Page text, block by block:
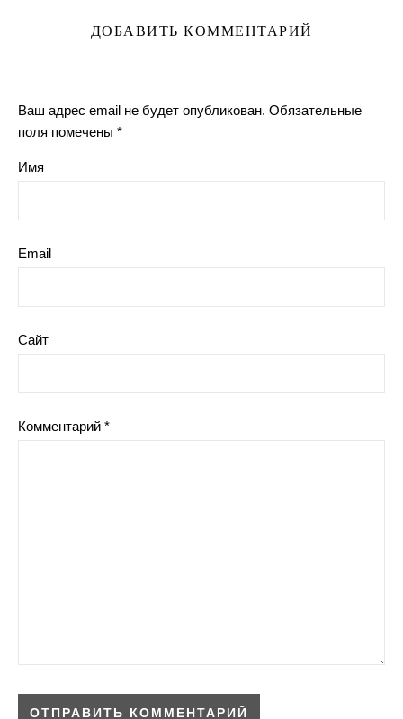
ДОБАВИТЬ КОММЕНТАРИЙ
Ваш адрес email не будет опубликован. Обязательные
поля помечены *
Имя
Email
Сайт
Комментарий *